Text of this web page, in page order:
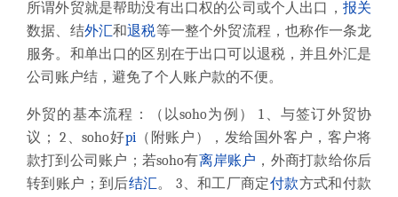
所谓外贸就是帮助没有出口权的公司或个人出口， 报关
数据、结外汇和退税等一整个外贸流程，也称作一条龙
服务。和单出口的区别在于出口可以退税，并且外汇是
公司账户结，避免了个人账户款的不便。
外贸的基本流程：（以soho为例） 1、与签订外贸协
议； 2、soho好pi（附账户），发给国外客户，客户将
款打到公司账户；若soho有离岸账户 ，外商打款给你后
转到账户；到后结汇。 3、和工厂商定付款方式和付款